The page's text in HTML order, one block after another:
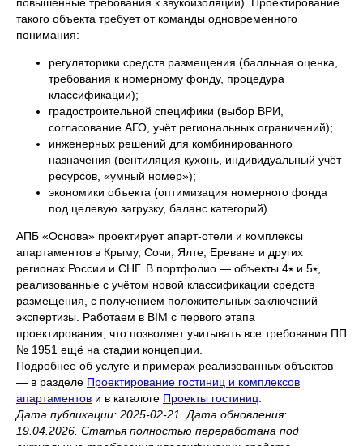
такого объекта требует от команды одновременного
понимания:
регуляторики средств размещения (балльная оценка,
требования к номерному фонду, процедура
классификации);
градостроительной специфики (выбор ВРИ,
согласование АГО, учёт региональных ограничений);
инженерных решений для комбинированного
назначения (вентиляция кухонь, индивидуальный учёт
ресурсов, «умный номер»);
экономики объекта (оптимизация номерного фонда
под целевую загрузку, баланс категорий).
АПБ «Основа» проектирует апарт-отели и комплексы
апартаментов в Крыму, Сочи, Ялте, Ереване и других
регионах России и СНГ. В портфолио — объекты 4⭑ и 5⭑,
реализованные с учётом новой классификации средств
размещения, с получением положительных заключений
экспертизы. Работаем в BIM с первого этапа
проектирования, что позволяет учитывать все требования ПП
№ 1951 ещё на стадии концепции.
Подробнее об услуге и примерах реализованных объектов
— в разделе Проектирование гостиниц и комплексов
апартаментов и в каталоге Проекты гостиниц
Дата публикации: 2025-02-21. Дата обновления:
19.04.2026. Статья полностью переработана под